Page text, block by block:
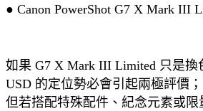
● Canon PowerShot G7 X Mark III
如果 G7 X Mark III Limited 只是換
USD 的定位勢必會引起兩極評價；
但若搭配特殊配件、紀念元素或